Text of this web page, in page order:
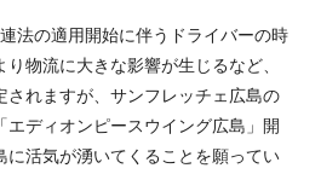
法の適用開始に伴うドライバーの時
物流に大きな影響が生じるなど、
されますが、サンフレッチェ広島の
ディオンピースウイング広島」開
に活気が湧いてくることを願ってい